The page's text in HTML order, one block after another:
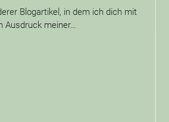
Blogartikel, in dem ich dich mit
Ausdruck meiner…